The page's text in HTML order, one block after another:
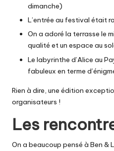
dimanche)
L’entrée au festival était
On a adoré la terrasse le
qualité et un espace au
Le labyrinthe d’Alice au
fabuleux en terme
Rien à dire, une édition
organisateurs !
Les
On a beaucoup pensé à Ben &